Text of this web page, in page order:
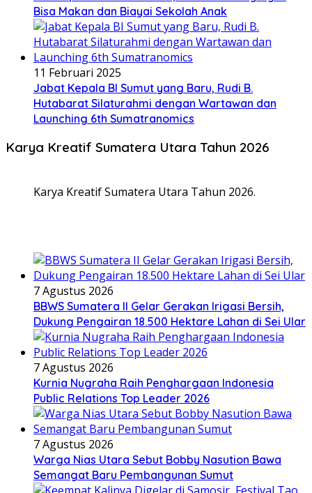
Bisa Makan dan Biayai Sekolah Anak
11 Februari 2025
Jabat Kepala BI Sumut yang Baru, Rudi B.
Hutabarat Silaturahmi dengan Wartawan dan
Launching 6th Sumatranomics
Karya Kreatif Sumatera Utara Tahun 2026
Karya Kreatif Sumatera Utara Tahun 2026.
7 Agustus 2026
BBWS Sumatera II Gelar Gerakan Irigasi Bersih,
Dukung Pengairan 18.500 Hektare Lahan di Sei Ular
7 Agustus 2026
Kurnia Nugraha Raih Penghargaan Indonesia
Public Relations Top Leader 2026
7 Agustus 2026
Warga Nias Utara Sebut Bobby Nasution Bawa
Semangat Baru Pembangunan Sumut